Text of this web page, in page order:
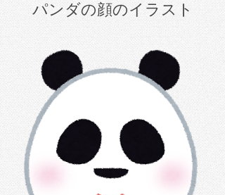
パンダの顔のイラスト